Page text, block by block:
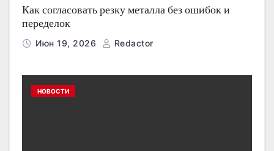
Как согласовать резку металла без ошибок и
переделок
Июн 19, 2026 Redactor
НОВОСТИ